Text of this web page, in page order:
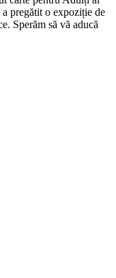
pregătit o expoziție de
Sperăm să vă aducă